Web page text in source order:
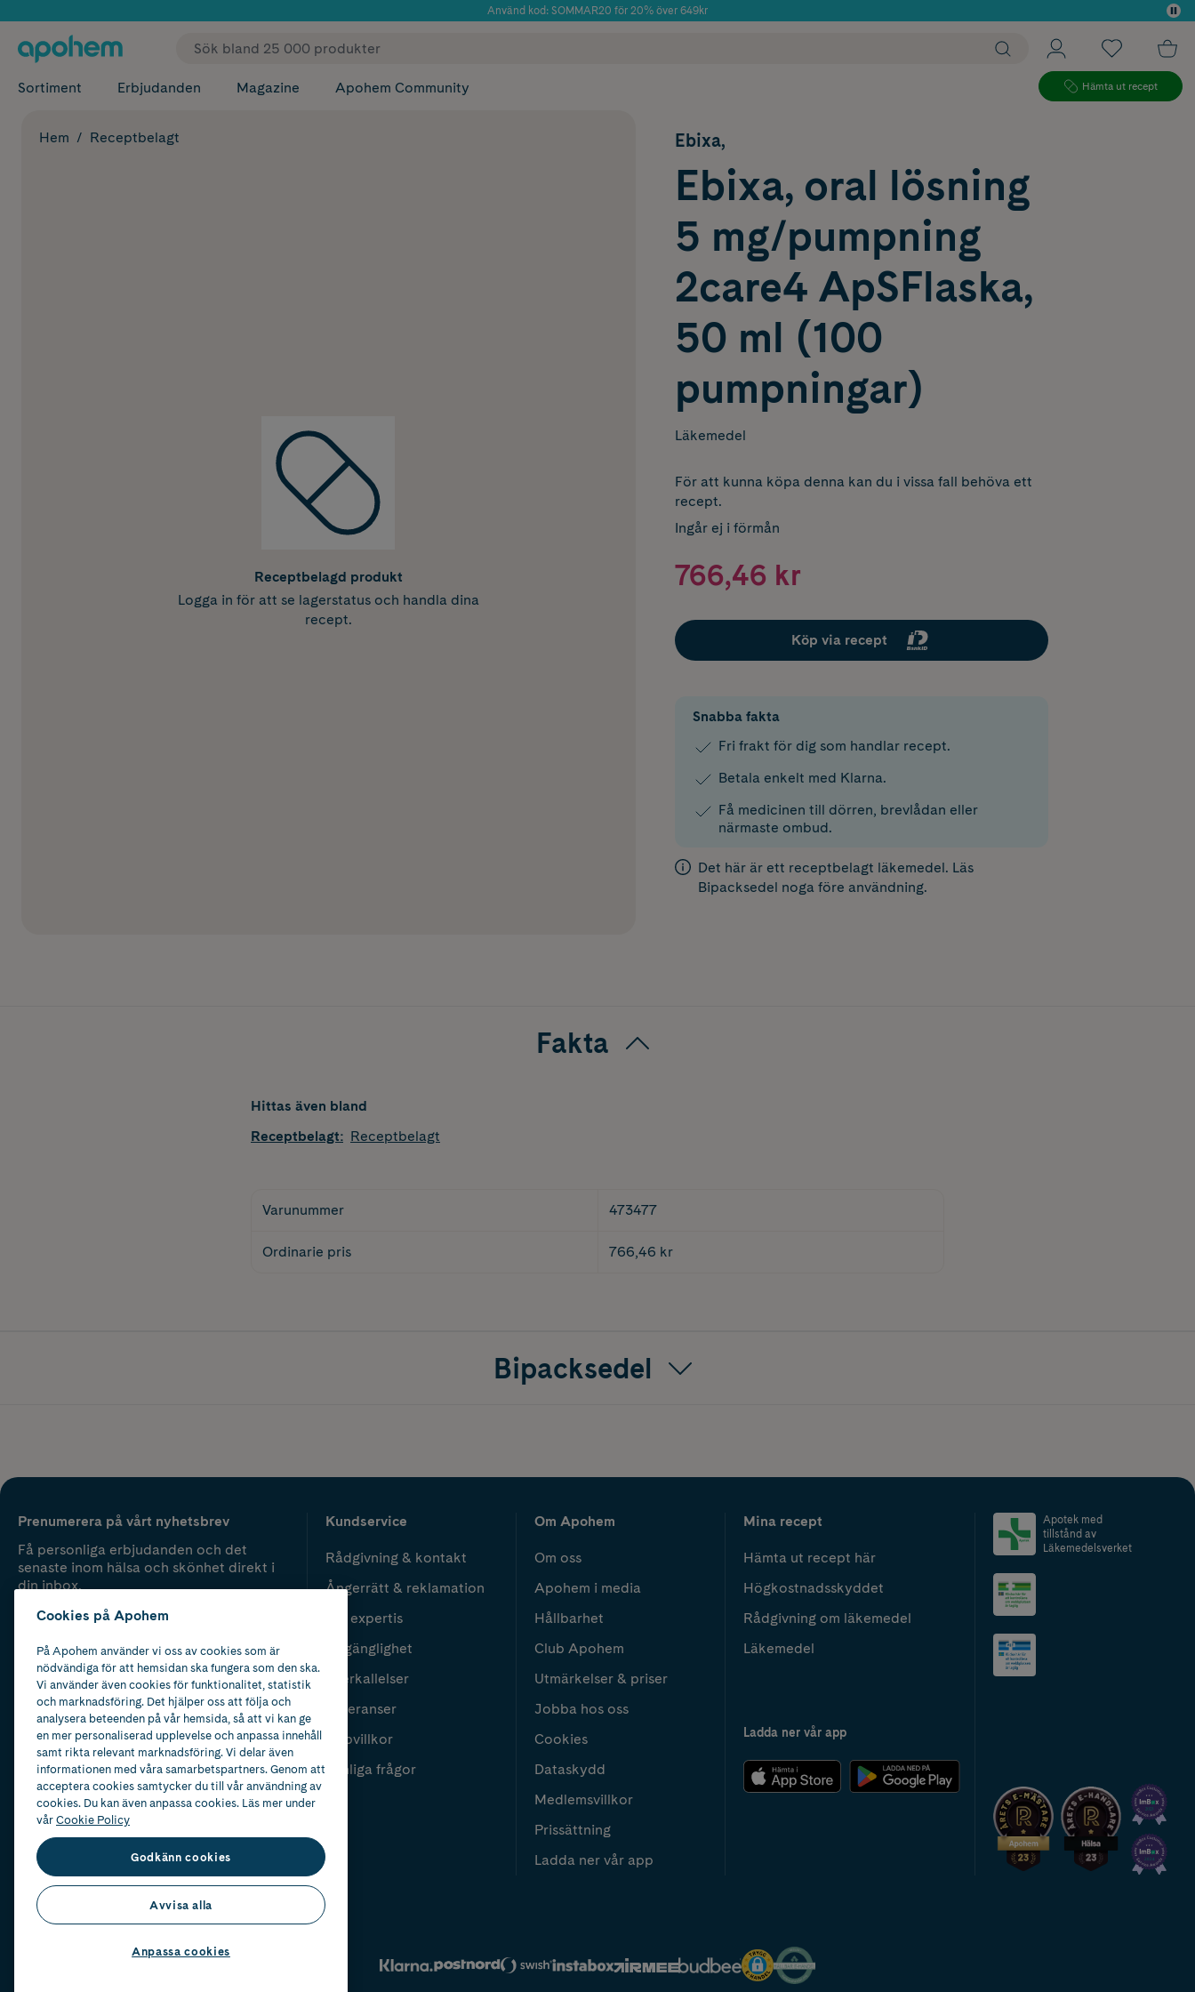
Använd kod: SOMMAR20 för 20% över 649kr
✓ Fri frakt
Sortiment Erbjudanden Magazine Apohem Community Hämta ut recept
Hem Receptbelagt
Receptbelagd produkt
Logga in för att se lagerstatus och handla dina
recept.
Ebixa,
Ebixa, oral lösning
5 mg/pumpning
2care4 ApSFlaska,
50 ml (100
pumpningar)
Läkemedel
För att kunna köpa denna kan du i vissa fall behöva ett
recept.
Ingår ej i förmån
766,46 kr
Köp via recept
Snabba fakta
Fri frakt för dig som handlar recept.
Betala enkelt med Klarna.
Få medicinen till dörren, brevlådan eller
närmaste ombud.
Det här är ett receptbelagt läkemedel. Läs
Bipacksedel noga före användning.
Fakta
Hittas även bland
Receptbelagt: Receptbelagt
Varunummer 473477
Ordinarie pris 766,46 kr
Bipacksedel
Prenumerera på vårt nyhetsbrev
Få personliga erbjudanden och det
senaste inom hälsa och skönhet direkt i
din inbox.
Kundservice
Rådgivning & kontakt
Ångerrätt & reklamation
Vår expertis
Tillgänglighet
Återkallelser
Leveranser
Köpvillkor
Vanliga frågor
Om Apohem
Om oss
Apohem i media
Hållbarhet
Club Apohem
Utmärkelser & priser
Jobba hos oss
Cookies
Dataskydd
Medlemsvillkor
Prissättning
Ladda ner vår app
Mina recept
Hämta ut recept här
Högkostnadsskyddet
Rådgivning om läkemedel
Läkemedel
Ladda ner vår app
Apotek med
tillstånd av
Läkemedelsverket
2024
Cookies på Apohem
På Apohem använder vi oss av cookies som är
nödvändiga för att hemsidan ska fungera som den ska.
Vi använder även cookies för funktionalitet, statistik
och marknadsföring. Det hjälper oss att följa och
analysera beteenden på vår hemsida, så att vi kan ge
en mer personaliserad upplevelse och anpassa innehåll
samt rikta relevant marknadsföring. Vi delar även
informationen med våra samarbetspartners. Genom att
acceptera cookies samtycker du till vår användning av
cookies. Du kan även anpassa cookies. Läs mer under
vårCookie Policy
Godkänn cookies
Avvisa alla
Anpassa cookies